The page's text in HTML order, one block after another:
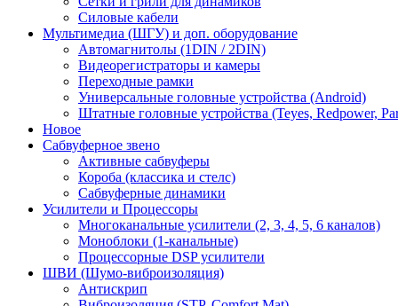
Силовые кабели
Мультимедиа (ШГУ) и доп. оборудование
Автомагнитолы (1DIN / 2DIN)
Видеорегистраторы и камеры
Переходные рамки
Универсальные головные устройства (Android)
Штатные головные устройства (Teyes, Redpower,
Новое
Сабвуферное звено
Активные сабвуферы
Короба (классика и стелс)
Сабвуферные динамики
Усилители и Процессоры
Многоканальные усилители (2, 3, 4, 5, 6 каналов)
Моноблоки (1-канальные)
Процессорные DSP усилители
ШВИ (Шумо-виброизоляция)
Антискрип